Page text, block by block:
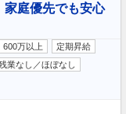
家庭優先でも安心
600万以上
定期昇給
業なし／ほぼなし